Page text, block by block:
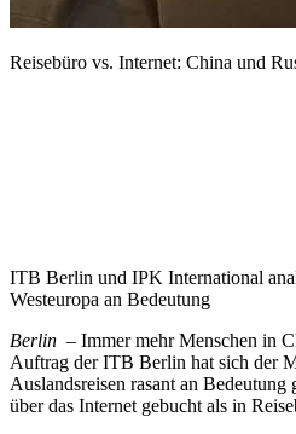
Reisebüro vs. Internet: China und
ITB Berlin und IPK International
Westeuropa an Bedeutung
Berlin – Immer mehr Menschen in
Auftrag der ITB Berlin hat sich der
Auslandsreisen rasant an
über das Internet gebucht als in